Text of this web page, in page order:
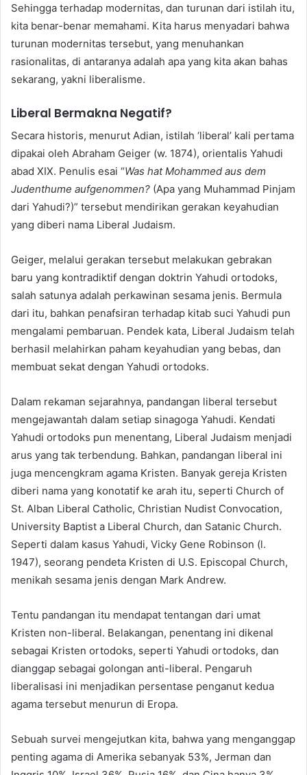
Sehingga terhadap modernitas, dan turunan dari istilah itu,
kita benar-benar memahami. Kita harus menyadari bahwa
turunan modernitas tersebut, yang menuhankan
rasionalitas, di antaranya adalah apa yang kita akan bahas
sekarang, yakni liberalisme.
Liberal Bermakna Negatif?
Secara historis, menurut Adian, istilah ‘liberal’ kali pertama
dipakai oleh Abraham Geiger (w. 1874), orientalis Yahudi
abad XIX. Penulis esai “Was hat Mohammed aus dem
Judenthume aufgenommen? (Apa yang Muhammad Pinjam
dari Yahudi?)” tersebut mendirikan gerakan keyahudian
yang diberi nama Liberal Judaism.
Geiger, melalui gerakan tersebut melakukan gebrakan
baru yang kontradiktif dengan doktrin Yahudi ortodoks,
salah satunya adalah perkawinan sesama jenis. Bermula
dari itu, bahkan penafsiran terhadap kitab suci Yahudi pun
mengalami pembaruan. Pendek kata, Liberal Judaism telah
berhasil melahirkan paham keyahudian yang bebas, dan
membuat sekat dengan Yahudi ortodoks.
Dalam rekaman sejarahnya, pandangan liberal tersebut
mengejawantah dalam setiap sinagoga Yahudi. Kendati
Yahudi ortodoks pun menentang, Liberal Judaism menjadi
arus yang tak terbendung. Bahkan, pandangan liberal ini
juga mencengkram agama Kristen. Banyak gereja Kristen
diberi nama yang konotatif ke arah itu, seperti Church of
St. Alban Liberal Catholic, Christian Nudist Convocation,
University Baptist a Liberal Church, dan Satanic Church.
Seperti dalam kasus Yahudi, Vicky Gene Robinson (l.
1947), seorang pendeta Kristen di U.S. Episcopal Church,
menikah sesama jenis dengan Mark Andrew.
Tentu pandangan itu mendapat tentangan dari umat
Kristen non-liberal. Belakangan, penentang ini dikenal
sebagai Kristen ortodoks, seperti Yahudi ortodoks, dan
dianggap sebagai golongan anti-liberal. Pengaruh
liberalisasi ini menjadikan persentase penganut kedua
agama tersebut menurun di Eropa.
Sebuah survei mengejutkan kita, bahwa yang menganggap
penting agama di Amerika sebanyak 53%, Jerman dan